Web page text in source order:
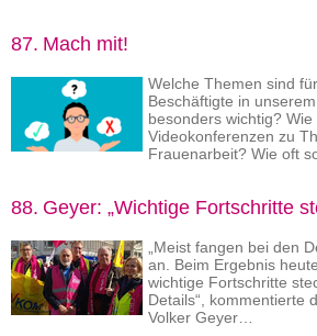
87. Mach mit!
Welche Themen sind
Beschäftigte in
besonders wichtig?
Videokonferenzen zu
Frauenarbeit? Wie oft
88. Geyer: „Wichtige Fortschritte
„Meist fangen bei den
an. Beim Ergebnis
wichtige Fortschritte
Details“, kommentierte
Volker Geyer…